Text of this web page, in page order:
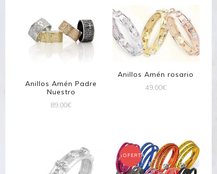
Anillos Amén Padre
Nuestro
89,00€
Anillos Amén rosario
49,00€
¡OFERTA!